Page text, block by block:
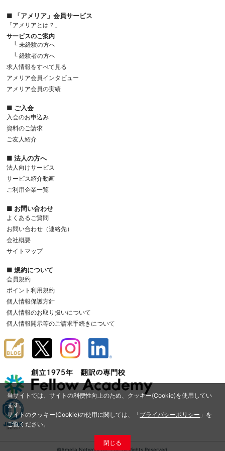
当サイトでは、サイトの利便性向上のため、クッキー(Cookie)を使用してい
ます。
サイトのクッキー(Cookie)の使用に関しては、「プライバシーポリシー 」を
ご覧ください。
閉じる
■ 「アメリア」会員サービス
「アメリアとは？」
サービスのご案内
└ 未経験の方へ
└ 経験者の方へ
求人情報をすべて見る
アメリア会員インタビュー
アメリア会員の実績
■ ご入会
入会のお申込み
資料のご請求
ご友人紹介
■ 法人の方へ
法人向けサービス
サービス紹介動画
ご利用企業一覧
■ お問い合わせ
よくあるご質問
お問い合わせ（連絡先）
会社概要
サイトマップ
■ 規約について
会員規約
ポイント利用規約
個人情報保護方針
個人情報のお取り扱いについて
個人情報開示等のご請求手続きについて
©Amelia Network Co.,Ltd. All Rights Reserved.